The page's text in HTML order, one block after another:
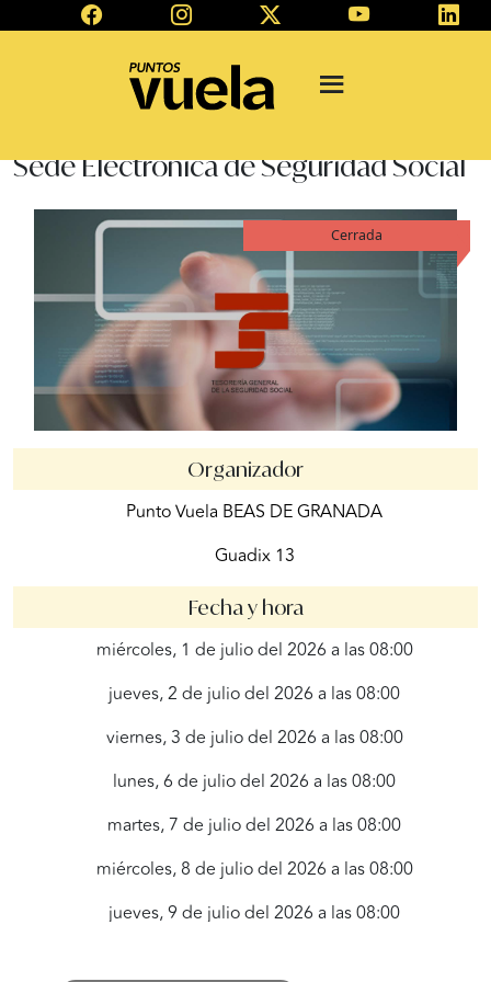
Sede Electrónica de Seguridad Social
Cerrada
Organizador
Punto Vuela BEAS DE GRANADA
Guadix 13
Fecha y hora
miércoles, 1 de julio del 2026 a las 08:00
jueves, 2 de julio del 2026 a las 08:00
viernes, 3 de julio del 2026 a las 08:00
lunes, 6 de julio del 2026 a las 08:00
martes, 7 de julio del 2026 a las 08:00
miércoles, 8 de julio del 2026 a las 08:00
jueves, 9 de julio del 2026 a las 08:00